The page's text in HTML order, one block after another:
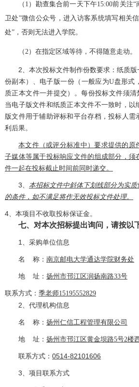
（ 1）勘查集合前一天下午15:00前关注
卫处”微信公众号，进入访客系统填写相关
处”，否则无法进入学院。
（2）在指定区域等待，不得随意走动。
2、本次投标文件制作份数要求：纸质
份副本）、电子版一份（一般应为U盘形式
质正本文件一并提交）。每份投标文件须清
当电子版文件和纸质正本文件不一致时，以
版文件用于辅助评标和平台存档，投标人需
利后果。
本文件（或评分标准中）要求提供的原
子媒体等属于投标响应文件的组成部分，须
件一起在投标截止时间前同时递交。
3、 本招标文件中斜体下划线部分为实
的条件，如不满足将作无效投标文件处理。
4、本项目不收取投标保证金。
七、对本次招标提出询问，请按以
1、采购单位信息
名 称： 南京邮电大学通达学院财务处
地 址： 扬州市邗江区润扬南路33号
联系方式： 季老师15195552829
2、代理机构信息
名 称： 扬州仁信工程管理有限公司
地 址： 扬州市邗江区黄金坝路5号2楼
联系方式： 0514-82101606
3、项目联系方式